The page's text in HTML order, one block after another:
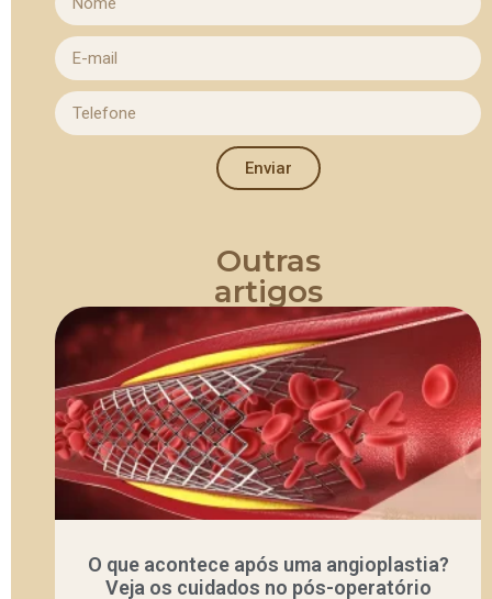
Enviar
Outras
artigos
O que acontece após uma angioplastia?
Veja os cuidados no pós-operatório